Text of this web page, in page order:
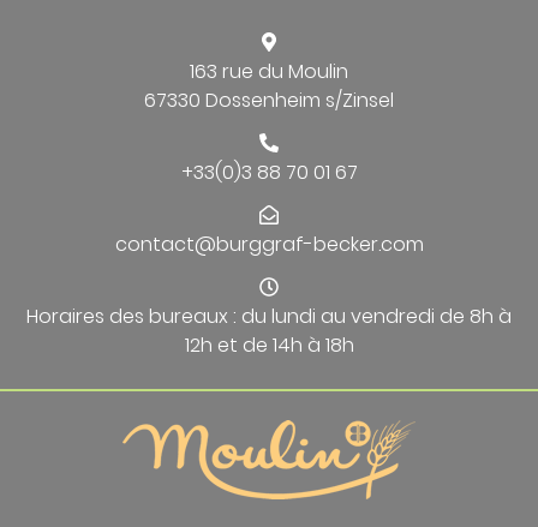
163 rue du Moulin
67330 Dossenheim s/Zinsel
+33(0)3 88 70 01 67
contact@burggraf-becker.com
Horaires des bureaux : du lundi au vendredi de 8h à
12h et de 14h à 18h